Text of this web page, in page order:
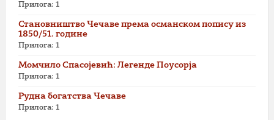
Прилога: 1
Становништво Чечаве према османском попису из
1850/51. године
Прилога: 1
Момчило Спасојевић: Легенде Поусорја
Прилога: 1
Рудна богатства Чечаве
Прилога: 1